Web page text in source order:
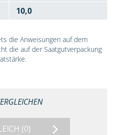
10,0
die Anweisungen auf dem
die auf der Saatgutverpackung
(0)